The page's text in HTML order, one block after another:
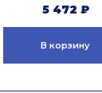
5 472 ₽
В корзину